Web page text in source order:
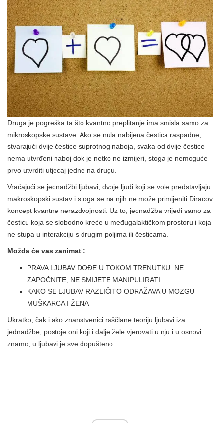
Druga je pogreška ta što kvantno preplitanje ima smisla samo za
mikroskopske sustave. Ako se nula nabijena čestica raspadne,
stvarajući dvije čestice suprotnog naboja, svaka od dvije čestice
nema utvrđeni naboj dok je netko ne izmijeri, stoga je nemoguće
prvo utvrditi utjecaj jedne na drugu.
Vraćajući se jednadžbi ljubavi, dvoje ljudi koji se vole predstavljaju
makroskopski sustav i stoga se na njih ne može primijeniti Diracov
koncept kvantne nerazdvojnosti. Uz to, jednadžba vrijedi samo za
česticu koja se slobodno kreće u međugalaktičkom prostoru i koja
ne stupa u interakciju s drugim poljima ili česticama.
Možda će vas zanimati:
PRAVA LJUBAV DOĐE U TOKOM TRENUTKU: NE
ZAPOČNITE, NE SMIJETE MANIPULIRATI
KAKO SE LJUBAV RAZLIČITO ODRAŽAVA U MOZGU
MUŠKARCA I ŽENA
Ukratko, čak i ako znanstvenici raščlane teoriju ljubavi iza
jednadžbe, postoje oni koji i dalje žele vjerovati u nju i u osnovi
znamo, u ljubavi je sve dopušteno.